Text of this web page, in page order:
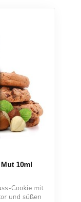
10ml
Cookie mit
und süßen